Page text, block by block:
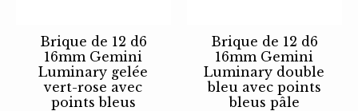
Brique de 12 d6
16mm Gemini
Luminary gelée
vert-rose avec
points bleus
Brique de 12 d6
16mm Gemini
Luminary double
bleu avec points
bleus pâle